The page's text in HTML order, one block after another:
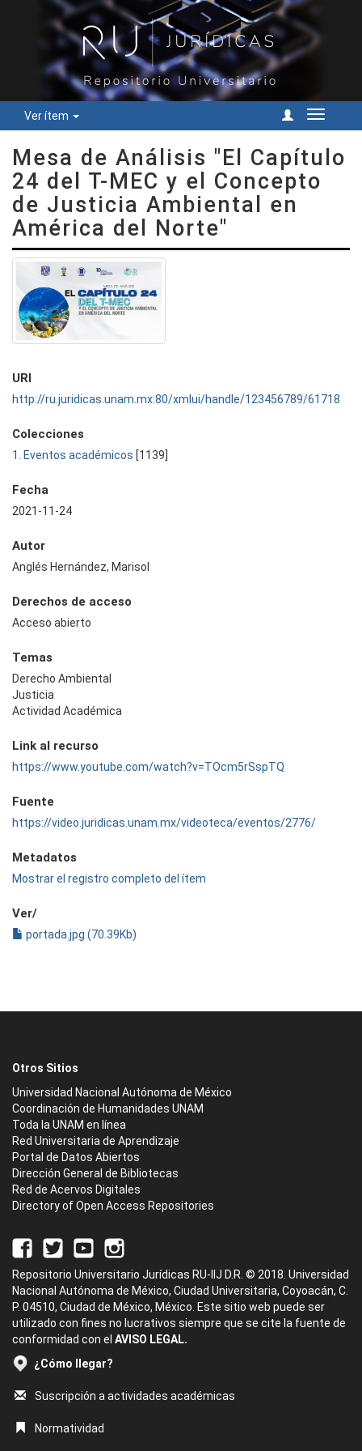
Ver ítem
Cambiar
Mesa de Análisis "El Capítulo
24 del T-MEC y el Concepto
de Justicia Ambiental en
América del Norte"
URI
http://ru.juridicas.unam.mx:80/xmlui/handle/123456789/61718
Colecciones
1. Eventos académicos [1139]
Fecha
2021-11-24
Autor
Anglés Hernández, Marisol
Derechos de acceso
Acceso abierto
Temas
Derecho Ambiental
Justicia
Actividad Académica
Link al recurso
https://www.youtube.com/watch?v=TOcm5rSspTQ
Fuente
https://video.juridicas.unam.mx/videoteca/eventos/2776/
Metadatos
Mostrar el registro completo del ítem
Ver/
portada.jpg (70.39Kb)
Otros Sitios
Universidad Nacional Autónoma de México
Coordinación de Humanidades UNAM
Toda la UNAM en línea
Red Universitaria de Aprendizaje
Portal de Datos Abiertos
Dirección General de Bibliotecas
Red de Acervos Digitales
Directory of Open Access Repositories
Repositorio Universitario Jurídicas RU-IIJ D.R. © 2018. Universidad
Nacional Autónoma de México, Ciudad Universitaria, Coyoacán, C.
P. 04510, Ciudad de México, México. Este sitio web puede ser
utilizado con fines no lucrativos siempre que se cite la fuente de
conformidad con el AVISO LEGAL.
¿Cómo llegar?
Suscripción a actividades académicas
Normatividad